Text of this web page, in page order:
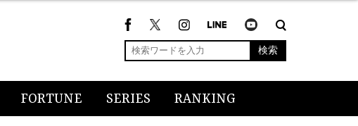
検索
FORTUNE SERIES RANKING